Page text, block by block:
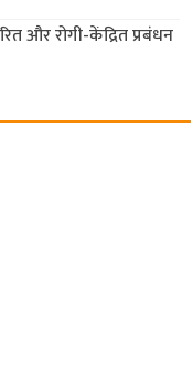
और रोगी-केंद्रित प्रबंधन